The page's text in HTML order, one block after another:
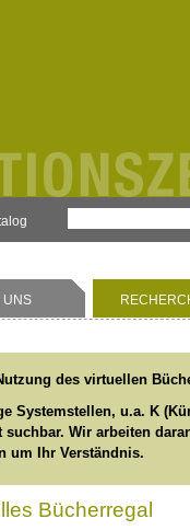
UNS
des virtuellen
Systemstellen, u.a. K
suchbar. Wir arbeiten
um Ihr Verständnis.
Bücherregal